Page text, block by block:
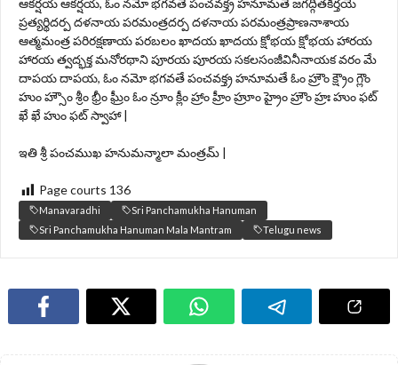
ఆకర్షయ ఆకర్షయ, ఓం నమో భగవతే పంచవక్త్ర హనూమతే జగద్గీతకీర్తయే
ప్రత్యర్థిదర్ప దళనాయ పరమంత్రదర్ప దళనాయ పరమంత్రప్రాణనాశాయ
ఆత్మమంత్ర పరిరక్షణాయ పరబలం ఖాదయ ఖాదయ క్షోభయ క్షోభయ హారయ
హారయ త్వద్భక్త మనోరథాని పూరయ పూరయ సకలసంజీవినీనాయక వరం మే
దాపయ దాపయ, ఓం నమో భగవతే పంచవక్త్ర హనూమతే ఓం హ్రౌం క్ష్రౌం గ్లౌం
హుం హ్సౌం శ్రీం భ్రీం ఘ్రీం ఓం న్రూం క్లీం హ్రాం హ్రీం హ్రూం హ్రైం హ్రౌం హ్రః హుం ఫట్
ఖే ఖే హుం ఫట్ స్వాహా |
ఇతి శ్రీ పంచముఖ హనుమన్మాలా మంత్రమ్ |
Page courts 136
Manavaradhi
Sri Panchamukha Hanuman
Sri Panchamukha Hanuman Mala Mantram
Telugu news